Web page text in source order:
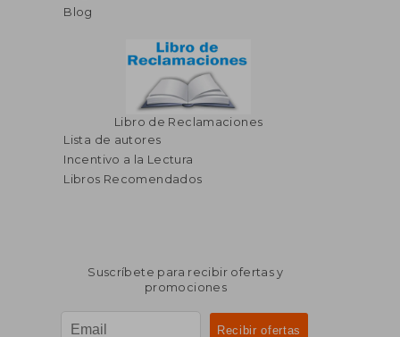
Blog
Libro de Reclamaciones
Lista de autores
Incentivo a la Lectura
Libros Recomendados
Suscríbete para recibir ofertas y
promociones